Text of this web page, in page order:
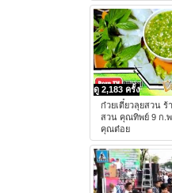
ดู 2,183 ครั้ง
ก๋วยเตี๋ยวลุยสวน ร้
สวน คุณทิพย์ 9 ก.พ
คุณต๋อย